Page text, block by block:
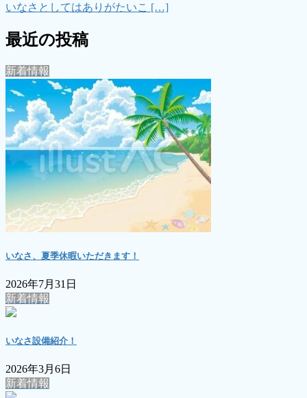
いなさとしてはありがたいこ […]
最近の投稿
新着情報
いなさ、夏季休暇いただきます！
2026年7月31日
新着情報
いなさ設備紹介！
2026年3月6日
新着情報